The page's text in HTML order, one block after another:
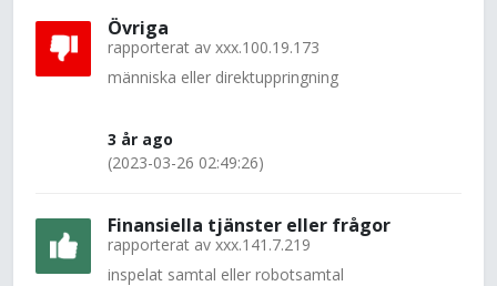
Övriga
rapporterat av xxx.100.19.173
människa eller direktuppringning
3 år ago
(2023-03-26 02:49:26)
Finansiella tjänster eller frågor
rapporterat av xxx.141.7.219
inspelat samtal eller robotsamtal